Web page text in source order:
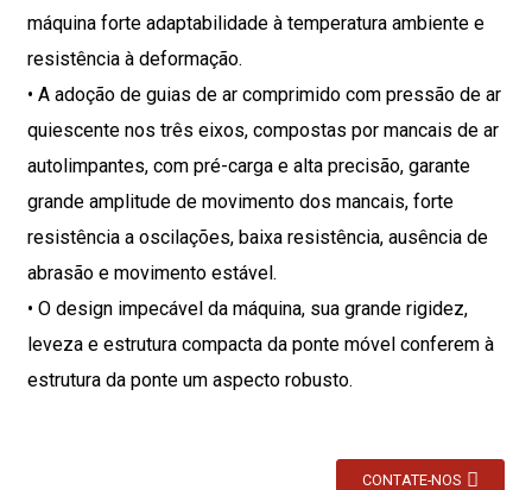
máquina forte adaptabilidade à temperatura ambiente e
resistência à deformação.
• A adoção de guias de ar comprimido com pressão de ar
quiescente nos três eixos, compostas por mancais de ar
autolimpantes, com pré-carga e alta precisão, garante
grande amplitude de movimento dos mancais, forte
resistência a oscilações, baixa resistência, ausência de
abrasão e movimento estável.
• O design impecável da máquina, sua grande rigidez,
leveza e estrutura compacta da ponte móvel conferem à
estrutura da ponte um aspecto robusto.
CONTATE-NOS